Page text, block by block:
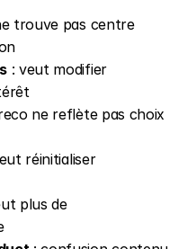
trouve pas centre
: veut modifier
ne reflète pas choix
réinitialiser
plus de